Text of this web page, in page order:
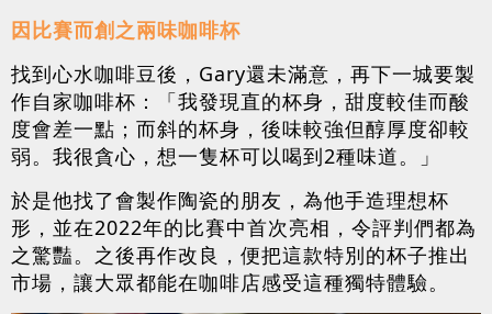
因比賽而創之兩味咖啡杯
找到心水咖啡豆後，Gary還未滿意，再下一城要製
作自家咖啡杯：「我發現直的杯身，甜度較佳而酸
度會差一點；而斜的杯身，後味較強但醇厚度卻較
弱。我很貪心，想一隻杯可以喝到2種味道。」
於是他找了會製作陶瓷的朋友，為他手造理想杯
形，並在2022年的比賽中首次亮相，令評判們都為
之驚豔。之後再作改良，便把這款特別的杯子推出
市場，讓大眾都能在咖啡店感受這種獨特體驗。